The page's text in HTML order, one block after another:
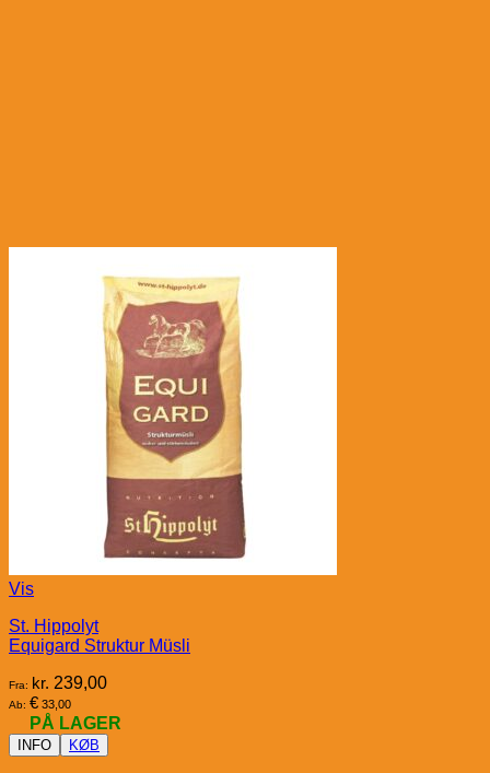
Vis
St. Hippolyt
Equigard Struktur Müsli
Fra: kr. 239,00
Ab: € 33,00
PÅ LAGER
INFO KØB